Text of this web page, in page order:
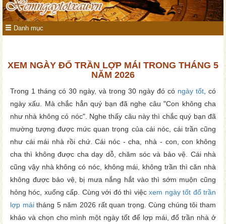
Danh mục
XEM NGÀY ĐỔ TRẦN LỢP MÁI TRONG THÁNG 5
NĂM 2026
Trong 1 tháng có 30 ngày, và trong 30 ngày đó có ngày tốt , có
ngày xấu. Mà chắc hẳn quý bạn đã nghe câu "Con không cha
như nhà không có nóc". Nghe thấy câu này thì chắc quý bạn đã
mường tượng được mức quan trọng của cái nóc, cái trần cũng
như cái mái nhà rồi chứ. Cái nóc - cha, nhà - con, con không
cha thì không được cha dạy dỗ, chăm sóc và bảo vệ. Cái nhà
cũng vậy nhà không có nóc, không mái, không trần thì căn nhà
không được bảo vệ, bị mưa nắng hắt vào thì sớm muộn cũng
hỏng hóc, xuống cấp. Cùng với đó thì việcxem ngày tốt đổ trần
lợp máitháng 5 năm 2026 rất quan trọng. Cùng chúng tôi tham
khảo và chọn cho mình một ngày tốt để lợp mái, đổ trần nhà ở